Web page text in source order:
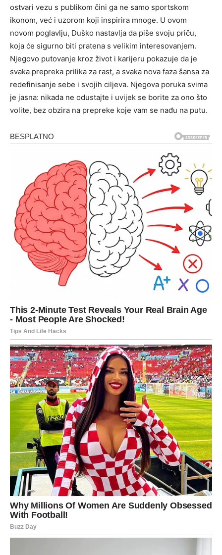
ostvari vezu s publikom čini ga ne samo sportskom
ikonom, već i uzorom koji inspirira mnoge. U ovom
novom poglavlju, Duško nastavlja da piše svoju priču,
koja će sigurno biti pratena s velikim interesovanjem.
Njegovo putovanje kroz život i karijeru pokazuje da je
svaka prepreka prilika za rast, a svaka nova faza šansa za
redefinisanje sebe i svojih ciljeva. Njegova poruka svima
je jasna: nikada ne odustajte i uvijek se borite za ono što
volite, bez obzira na prepreke koje vam se nađu na putu.